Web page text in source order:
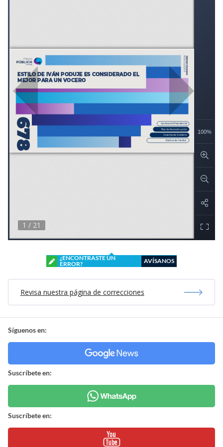
¿ENCONTRASTE UN
ERROR?
AVÍSANOS
Revisa nuestra página de correcciones
Síguenos en:
Suscríbete en:
Suscríbete en: